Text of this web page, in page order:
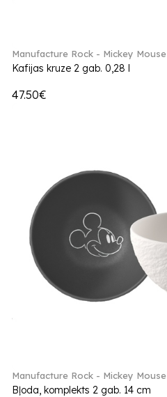
Manufacture Rock - Mickey Mouse
Kafijas kruze 2 gab. 0,28 l
47.50€
Manufacture Rock - Mickey Mouse
Bļoda, komplekts 2 gab. 14 cm